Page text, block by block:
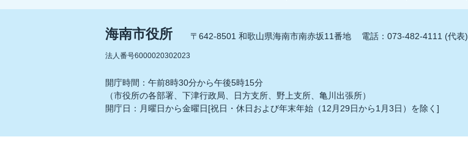
海南市役所
法人番号6000020302023
〒642-8501 和歌山県海南市南赤坂11番地 電話：073-482-4111 (代表)
開庁時間：午前8時30分から午後5時15分
（市役所の各部署、下津行政局、日方支所、野上支所、亀川出張所）
開庁日：月曜日から金曜日[祝日・休日および年末年始（12月29日から1月3日）を除く]